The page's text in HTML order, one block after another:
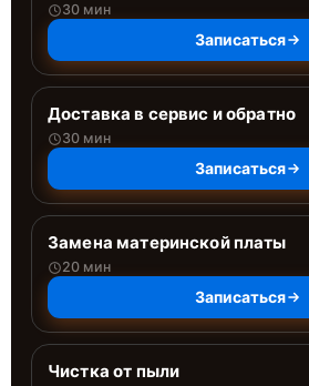
30 мин
Записаться
Доставка в сервис и обратно
30 мин
Записаться
Замена материнской платы
20 мин
Записаться
Чистка от пыли